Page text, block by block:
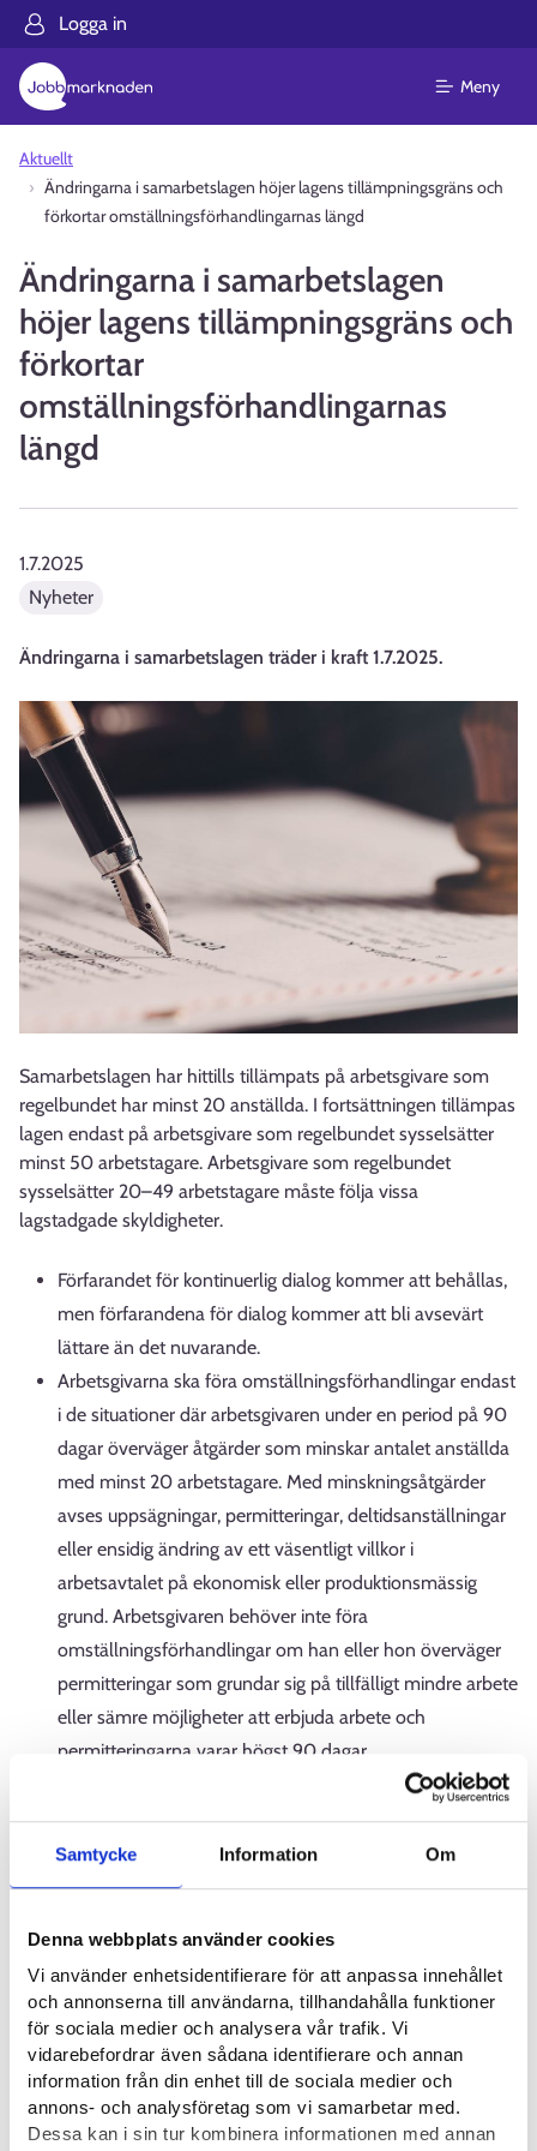
Samtycke Information Om
Denna webbplats använder cookies
Vi använder enhetsidentifierare för att anpassa innehållet
och annonserna till användarna, tillhandahålla funktioner
för sociala medier och analysera vår trafik. Vi
vidarebefordrar även sådana identifierare och annan
information från din enhet till de sociala medier och
annons- och analysföretag som vi samarbetar med.
Dessa kan i sin tur kombinera informationen med annan
Logga in
Meny
Aktuellt
Ändringarna i samarbetslagen höjer lagens tillämpningsgräns och
förkortar omställningsförhandlingarnas längd
Ändringarna i samarbetslagen
höjer lagens tillämpningsgräns och
förkortar
omställningsförhandlingarnas
längd
1.7.2025
Nyheter
Ändringarna i samarbetslagen träder i kraft 1.7.2025.
Samarbetslagen har hittills tillämpats på arbetsgivare som
regelbundet har minst 20 anställda. I fortsättningen tillämpas
lagen endast på arbetsgivare som regelbundet sysselsätter
minst 50 arbetstagare. Arbetsgivare som regelbundet
sysselsätter 20–49 arbetstagare måste följa vissa
lagstadgade skyldigheter.
Förfarandet för kontinuerlig dialog kommer att behållas,
men förfarandena för dialog kommer att bli avsevärt
lättare än det nuvarande.
Arbetsgivarna ska föra omställningsförhandlingar endast
i de situationer där arbetsgivaren under en period på 90
dagar överväger åtgärder som minskar antalet anställda
med minst 20 arbetstagare. Med minskningsåtgärder
avses uppsägningar, permitteringar, deltidsanställningar
eller ensidig ändring av ett väsentligt villkor i
arbetsavtalet på ekonomisk eller produktionsmässig
grund. Arbetsgivaren behöver inte föra
omställningsförhandlingar om han eller hon överväger
permitteringar som grundar sig på tillfälligt mindre arbete
eller sämre möjligheter att erbjuda arbete och
permitteringarna varar högst 90 dagar.
Bestämmelserna om överlåtelse, sammanslagning och
delning av företag tillämpas fortfarande.
Minimitiden för
Omställningsförhandlingarna om minskad användning av
arbetskraft har hittills behövt pågå antingen i minst sex
veckor eller 14 dagar. Efter att lagändringarna trätt i kraft är
minimitiden för omställningsförhandlingarna antingen tre
veckor eller sju dagar. Varaktigheten beror på de ärenden som
behandlas i förhandlingarna och antalet anställda i företaget